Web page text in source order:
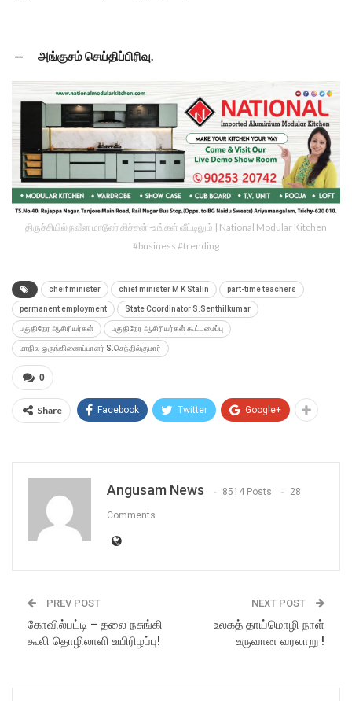
— அங்குசம் செய்திப்பிரிவு.
திருச்சியில் நவீன மாடூலர் கிச்சன் -உங்கள் வீட்டிலும் | National Modular Kitchen
#business #trending
cheif minister chief minister M K Stalin part-time teachers
permanent employment State Coordinator S.Senthilkumar
பகுதிநேர ஆசிரியர்கள் பகுதிநேர ஆசிரியர்கள் கூட்டமைப்பு
மாநில ஒருங்கிணைப்பாளர் S.செந்தில்குமார்
0
Share Facebook Twitter Google+
Angusam News 8514 Posts 28
Comments
PREV POST
கோவில்பட்டி – தலை நசுங்கி
கூலி தொழிலாளி உயிரிழப்பு!
NEXT POST
உலகத் தாய்மொழி நாள்
உருவான வரலாறு !